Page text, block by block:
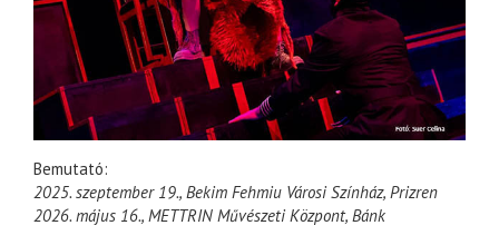
Bemutató:
2025. szeptember 19., Bekim Fehmiu Városi Színház, Prizren
2026. május 16., METTRIN Művészeti Központ, Bánk